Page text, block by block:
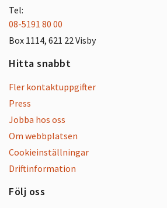
Tel:
08-5191 80 00
Box 1114, 621 22 Visby
Hitta snabbt
Fler kontaktuppgifter
Press
Jobba hos oss
Om webbplatsen
Cookieinställningar
Driftinformation
Följ oss